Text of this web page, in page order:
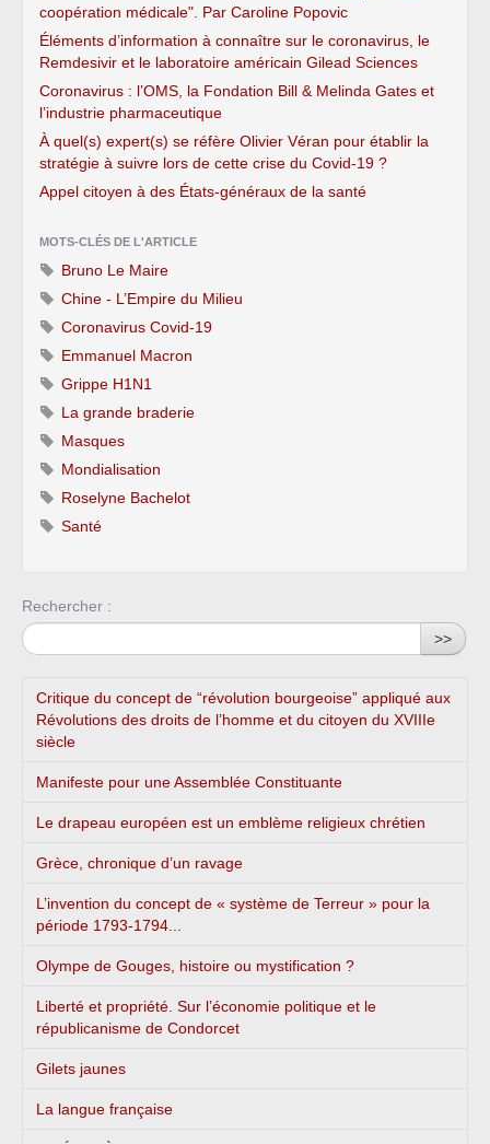
coopération médicale". Par Caroline Popovic
Éléments d’information à connaître sur le coronavirus, le
Remdesivir et le laboratoire américain Gilead Sciences
Coronavirus : l’OMS, la Fondation Bill & Melinda Gates et
l’industrie pharmaceutique
À quel(s) expert(s) se réfère Olivier Véran pour établir la
stratégie à suivre lors de cette crise du Covid-19 ?
Appel citoyen à des États-généraux de la santé
MOTS-CLÉS DE L'ARTICLE
Bruno Le Maire
Chine - L’Empire du Milieu
Coronavirus Covid-19
Emmanuel Macron
Grippe H1N1
La grande braderie
Masques
Mondialisation
Roselyne Bachelot
Santé
Rechercher :
>>
Critique du concept de “révolution bourgeoise” appliqué aux
Révolutions des droits de l’homme et du citoyen du XVIIIe
siècle
Manifeste pour une Assemblée Constituante
Le drapeau européen est un emblème religieux chrétien
Grèce, chronique d’un ravage
L’invention du concept de « système de Terreur » pour la
période 1793-1794...
Olympe de Gouges, histoire ou mystification ?
Liberté et propriété. Sur l’économie politique et le
républicanisme de Condorcet
Gilets jaunes
La langue française